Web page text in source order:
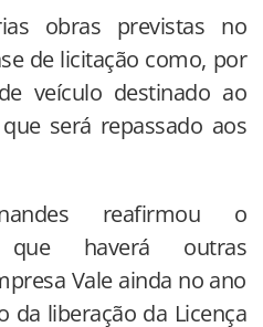
obras previstas no
de licitação como, por
veículo destinado ao
será repassado aos
reafirmou o
haverá outras
Vale ainda no ano
da liberação da Licença